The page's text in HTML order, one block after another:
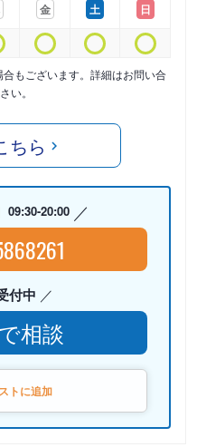
金
土
日
もございます。詳細はお問い合
い。
ちら
09:30-20:00
付中
相談
トに追加